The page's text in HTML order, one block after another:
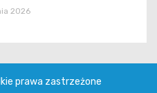
2026
prawa zastrzeżone